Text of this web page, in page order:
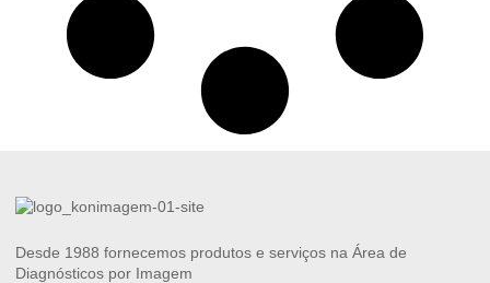
Desde 1988 fornecemos produtos e serviços na Área de
Diagnósticos por Imagem